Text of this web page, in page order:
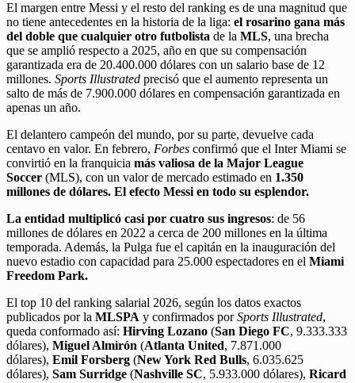
El margen entre Messi y el resto del ranking es de una magnitud que
no tiene antecedentes en la historia de la liga: el rosarino gana más
del doble que cualquier otro futbolista de la MLS, una brecha
que se amplió respecto a 2025, año en que su compensación
garantizada era de 20.400.000 dólares con un salario base de 12
millones. Sports Illustrated precisó que el aumento representa un
salto de más de 7.900.000 dólares en compensación garantizada en
apenas un año.
El delantero campeón del mundo, por su parte, devuelve cada
centavo en valor. En febrero, Forbes confirmó que el Inter Miami se
convirtió en la franquicia más valiosa de la Major League
Soccer (MLS), con un valor de mercado estimado en 1.350
millones de dólares. El efecto Messi en todo su esplendor.
La entidad multiplicó casi por cuatro sus ingresos: de 56
millones de dólares en 2022 a cerca de 200 millones en la última
temporada. Además, la Pulga fue el capitán en la inauguración del
nuevo estadio con capacidad para 25.000 espectadores en el Miami
Freedom Park.
El top 10 del ranking salarial 2026, según los datos exactos
publicados por la MLSPA y confirmados porSports Illustrated,
queda conformado así: Hirving Lozano (San Diego FC, 9.333.333
dólares), Miguel Almirón (Atlanta United, 7.871.000
dólares), Emil Forsberg (New York Red Bulls, 6.035.625
dólares), Sam Surridge (Nashville SC, 5.933.000 dólares), Ricard